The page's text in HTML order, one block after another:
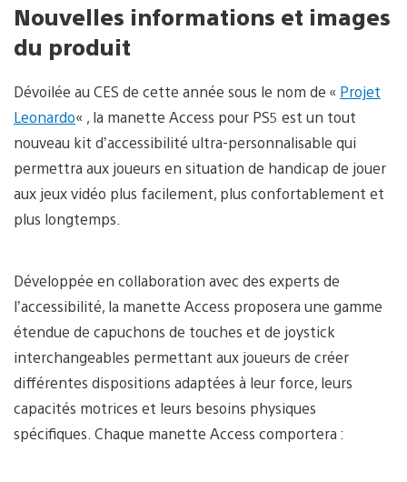
Nouvelles informations et images
du produit
Dévoilée au CES de cette année sous le nom de « Projet
Leonardo« , la manette Access pour PS5 est un tout
nouveau kit d’accessibilité ultra-personnalisable qui
permettra aux joueurs en situation de handicap de jouer
aux jeux vidéo plus facilement, plus confortablement et
plus longtemps.
Développée en collaboration avec des experts de
l’accessibilité, la manette Access proposera une gamme
étendue de capuchons de touches et de joystick
interchangeables permettant aux joueurs de créer
différentes dispositions adaptées à leur force, leurs
capacités motrices et leurs besoins physiques
spécifiques. Chaque manette Access comportera :